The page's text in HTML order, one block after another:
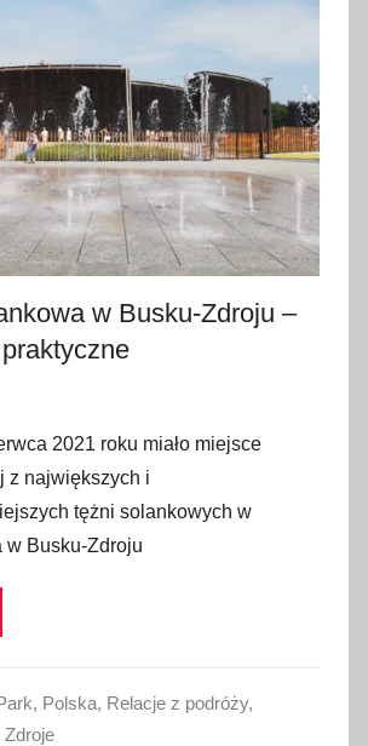
w Busku-Zdroju –
2021 roku miało miejsce
z największych i
tężni solankowych w
w Busku-Zdroju
, Polska, Relacje z podróży,
Zdroje